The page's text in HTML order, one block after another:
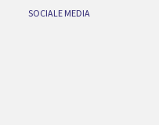
SOCIALE MEDIA